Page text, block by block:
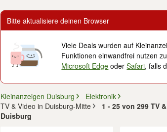
Bitte aktualisiere deinen Browser
Viele Deals wurden auf
Funktionen einwandfrei nutzen
Microsoft Edge oderSafari, falls
Kleinanzeigen Duisburg
Elektronik
TV & Video in Duisburg-Mitte
1 - 25 von 299 TV
Duisburg